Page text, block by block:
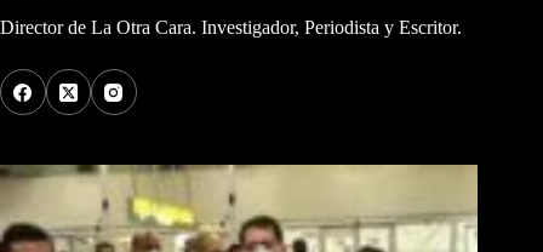
Director de La Otra Cara. Investigador, Periodista y Escritor.